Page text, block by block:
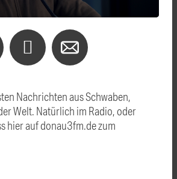
Nachrichten aus Schwaben,
Welt. Natürlich im Radio, oder
hier auf donau3fm.de zum